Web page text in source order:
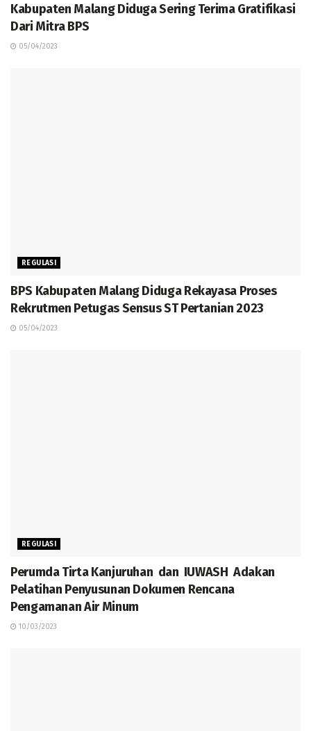
Kabupaten Malang Diduga Sering Terima Gratifikasi
Dari Mitra BPS
05/04/2023
REGULASI
BPS Kabupaten Malang Diduga Rekayasa Proses
Rekrutmen Petugas Sensus ST Pertanian 2023
05/04/2023
REGULASI
Perumda Tirta Kanjuruhan dan IUWASH Adakan
Pelatihan Penyusunan Dokumen Rencana
Pengamanan Air Minum
10/03/2023